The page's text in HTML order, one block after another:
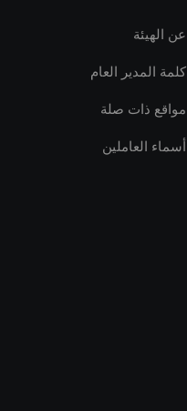
عن الهيئة
كلمة المدير العام
مواقع ذات صلة
أسماء العاملين